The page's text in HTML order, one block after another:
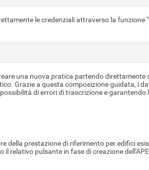
le credenziali attraverso la funzione
una nuova pratica partendo direttamente
Grazie a questa composizione guidata, i
di errori di trascrizione e garantendo
della prestazione di riferimento per edifici
relativo pulsante in fase di creazione